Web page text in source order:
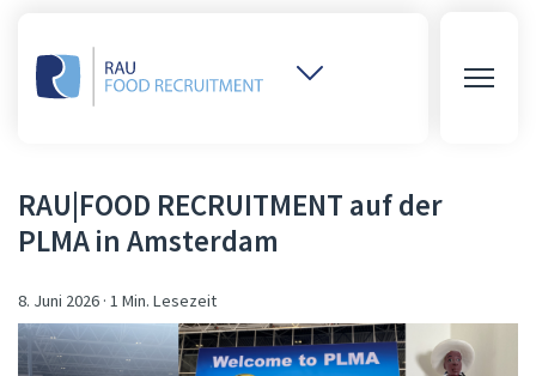
Weitere
RAU|FOOD RECRUITMENT auf der
PLMA in Amsterdam
8. Juni 2026 · 1 Min. Lesezeit